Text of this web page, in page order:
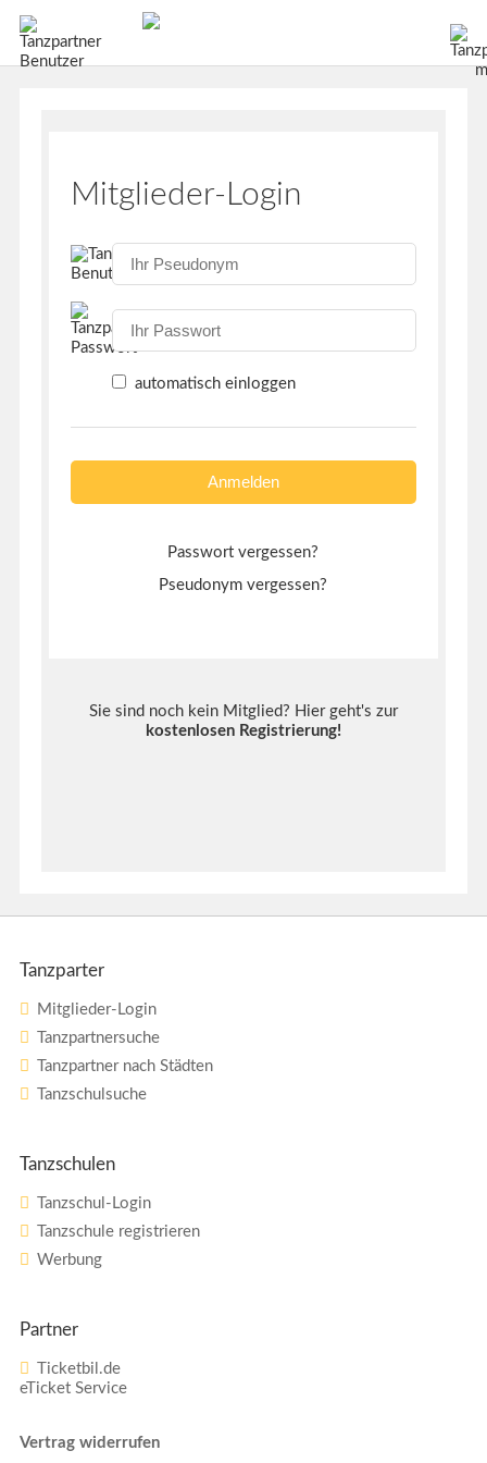
Mitglieder-Login
automatisch einloggen
Passwort vergessen?
Pseudonym vergessen?
Sie sind noch kein Mitglied? Hier geht's zur
kostenlosen Registrierung!
Tanzparter
Mitglieder-Login
Tanzpartnersuche
Tanzpartner nach Städten
Tanzschulsuche
Tanzschulen
Tanzschul-Login
Tanzschule registrieren
Werbung
Partner
Ticketbil.de
eTicket Service
Vertrag widerrufen